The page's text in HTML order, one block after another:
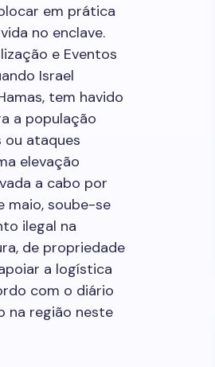
em prática
no enclave.
e Eventos
Israel
tem havido
a população
ou ataques
elevação
a cabo por
maio, soube-se
ilegal na
de propriedade
a logística
com o diário
na região neste